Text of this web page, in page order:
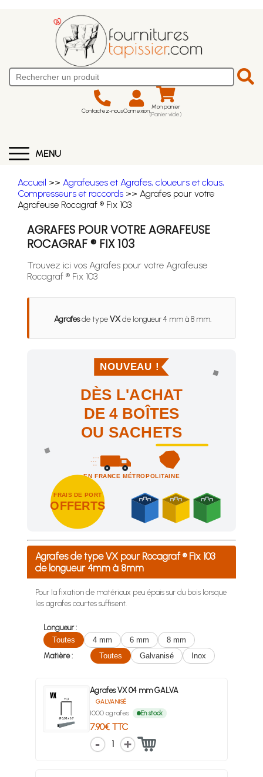
Contactez-nousConnexion Mon panier
(Panier vide)
MENU
Accueil >> Agrafeuses et Agrafes, cloueurs et clous,
Compresseurs et raccords >> Agrafes pour votre
Agrafeuse Rocagraf ® Fix 103
AGRAFES POUR VOTRE AGRAFEUSE
ROCAGRAF ® FIX 103
Trouvez ici vos Agrafes pour votre Agrafeuse
Rocagraf ® Fix 103
Agrafesde typeVXde longueur 4 mm à 8 mm.
NOUVEAU !
DÈS L'ACHAT
DE 4 BOÎTES
OU SACHETS
EN FRANCE MÉTROPOLITAINE
FRAIS DE PORT
OFFERTS
Achetez 4 sachets ou boîtes d'agrafes ou de pointes et
Agrafes de type VX pour Rocagraf ® Fix 103
de longueur 4mm à 8mm
Pour la fixation de matériaux peu épais sur du bois lorsque
les agrafes courtes suffisent.
Longueur :
Toutes
4 mm 6 mm
8 mm
Matière :
Toutes Galvanisé Inox
Agrafes VX 04 mm GALVA
GALVANISÉ
1000 agrafes En stock
7.90€ TTC
1